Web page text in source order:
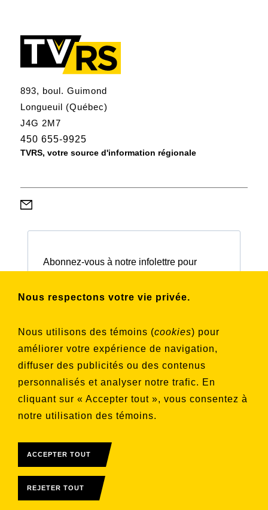
Nous respectons votre vie privée.
Nous utilisons des témoins (cookies) pour
améliorer votre expérience de navigation,
diffuser des publicités ou des contenus
personnalisés et analyser notre trafic. En
cliquant sur « Accepter tout », vous consentez à
notre utilisation des témoins.
ACCEPTER TOUT
REJETER TOUT
893, boul. Guimond
Longueuil (Québec)
J4G 2M7
450 655-9925
TVRS, votre source d'information régionale
Abonnez-vous à notre infolettre pour
souhaitez vous inscrire
Aucune liste sélectionnée
S'INSCRIRE